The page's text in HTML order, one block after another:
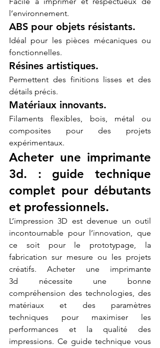
l’environnement.
ABS pour objets résistants.
Idéal pour les pièces mécaniques ou
fonctionnelles.
Résines artistiques.
Permettent des finitions lisses et des
détails précis.
Matériaux innovants.
Filaments flexibles, bois, métal ou
composites pour des projets
expérimentaux.
Acheter une imprimante
3d. : guide technique
complet pour débutants
et professionnels.
L’impression 3D est devenue un outil
incontournable pour l’innovation, que
ce soit pour le prototypage, la
fabrication sur mesure ou les projets
créatifs. Acheter une imprimante
3d nécessite une bonne
compréhension des technologies, des
matériaux et des paramètres
techniques pour maximiser les
performances et la qualité des
impressions. Ce guide technique vous